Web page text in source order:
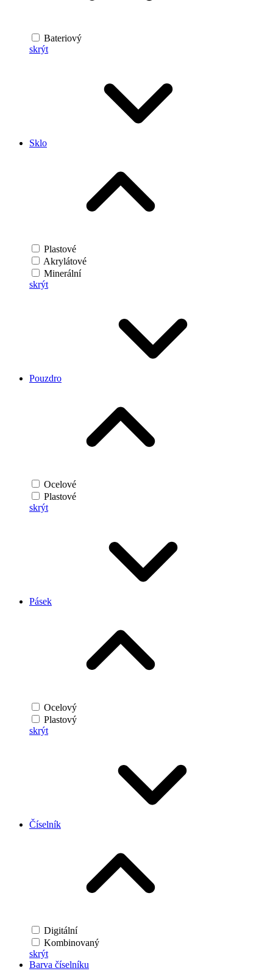
Bateriový
skrýt
Sklo
Plastové
Akrylátové
Minerální
skrýt
Pouzdro
Ocelové
Plastové
skrýt
Pásek
Ocelový
Plastový
skrýt
Číselník
Digitální
Kombinovaný
skrýt
Barva číselníku